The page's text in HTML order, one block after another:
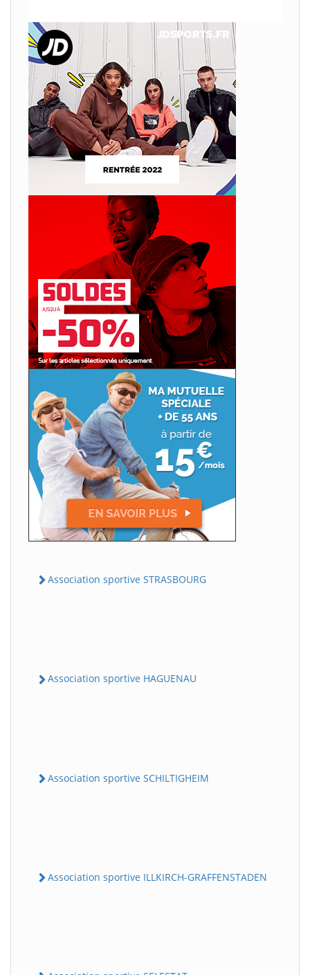
Association sportive STRASBOURG
Association sportive HAGUENAU
Association sportive SCHILTIGHEIM
Association sportive ILLKIRCH-GRAFFENSTADEN